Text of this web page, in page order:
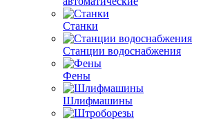
Станки
Станции водоснабжения
Фены
Шлифмашины